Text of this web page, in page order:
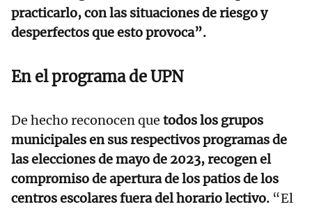
practicarlo, con las situaciones de riesgo y
desperfectos que esto provoca”.
En el programa de UPN
De hecho reconocen que todos los grupos
municipales en sus respectivos programas de
las elecciones de mayo de 2023, recogen el
compromiso de apertura de los patios de los
centros escolares fuera del horario lectivo. “El